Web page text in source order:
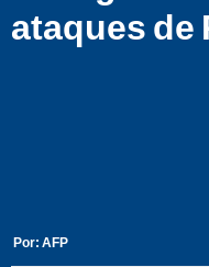
ataques de
Por: AFP